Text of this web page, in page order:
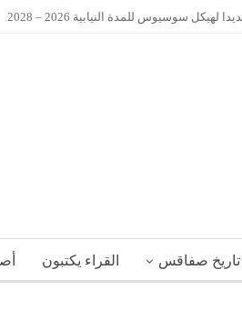
سوسيوس للمدة النيابية 2026 – 2028
تاريخ صفاقس القراء يكتبون